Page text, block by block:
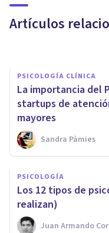
Artículos
utilización
PSICOLOGÍA CLÍNICA
La importancia del
startups de
mayores
Sandra Pàmies
PSICOLOGÍA
​Los 12 tipos de
realizan)
Juan Armando
PSICOLOGÍA
Los 13
Psicología
idea ir al